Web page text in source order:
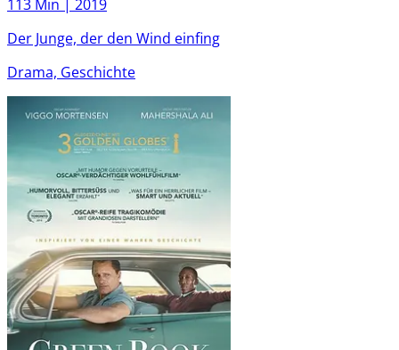
113 Min | 2019
Der Junge, der den Wind einfing
Drama, Geschichte